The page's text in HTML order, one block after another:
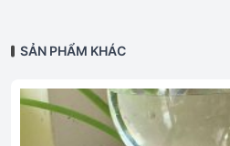
SẢN PHẨM KHÁC